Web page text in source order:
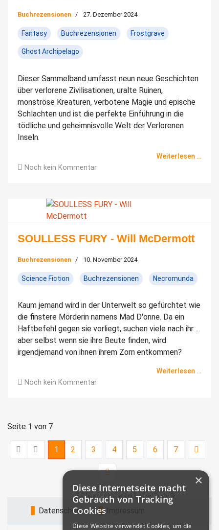
Buchrezensionen 27. Dezember 2024
Fantasy Buchrezensionen Frostgrave
Ghost Archipelago
Dieser Sammelband umfasst neun neue Geschichten
über verlorene Zivilisationen, uralte Ruinen,
monströse Kreaturen, verbotene Magie und epische
Schlachten und ist die perfekte Einführung in die
tödliche und geheimnisvolle Welt der Verlorenen
Inseln.
Weiterlesen …
Noch kein Kommentar
SOULLESS FURY - Will McDermott
Buchrezensionen 10. November 2024
Science Fiction Buchrezensionen Necromunda
Kaum jemand wird in der Unterwelt so gefürchtet wie
die finstere Mörderin namens Mad D'onne. Da ein
Haftbefehl gegen sie vorliegt, suchen viele nach ihr ...
aber selbst wenn sie ihre Beute finden, wird
irgendjemand von ihnen ihrem Zorn entkommen?
Weiterlesen …
Noch kein Kommentar
Seite 1 von 7
1 2 3 4 5 6 7
Datenschutz
×
Diese Internetseite macht
Gebrauch von Tracking
Cookies
Diese Website verwendet Cookies, um die